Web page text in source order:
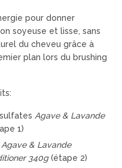
pour donner
soyeuse et lisse, sans
du cheveu grâce à
plan lors du brushing
Agave & Lavande
1)
Agave & Lavande
340g(étape 2)